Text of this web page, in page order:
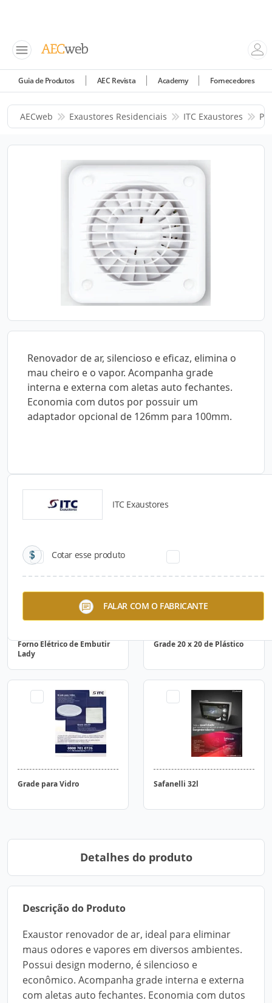
Guia de Produtos AEC Revista Academy Fornecedores
AECweb Exaustores Residenciais ITC Exaustores
Renovador de ar, silencioso e eficaz, elimina o
mau cheiro e o vapor. Acompanha grade
interna e externa com aletas auto fechantes.
Economia com dutos por possuir um
adaptador opcional de 126mm para 100mm.
ITC Exaustores
Cotar esse produto
FALAR COM O FABRICANTE
Catálogos para Download
Forno Elétrico de Embutir
Lady
Grade 20 x 20 de Plástico
Grade para Vidro Safanelli 32l
Detalhes do produto
Descrição do Produto
Exaustor renovador de ar, ideal para eliminar
maus odores e vapores em diversos ambientes.
Possui design moderno, é silencioso e
econômico. Acompanha grade interna e externa
com aletas auto fechantes. Economia com dutos